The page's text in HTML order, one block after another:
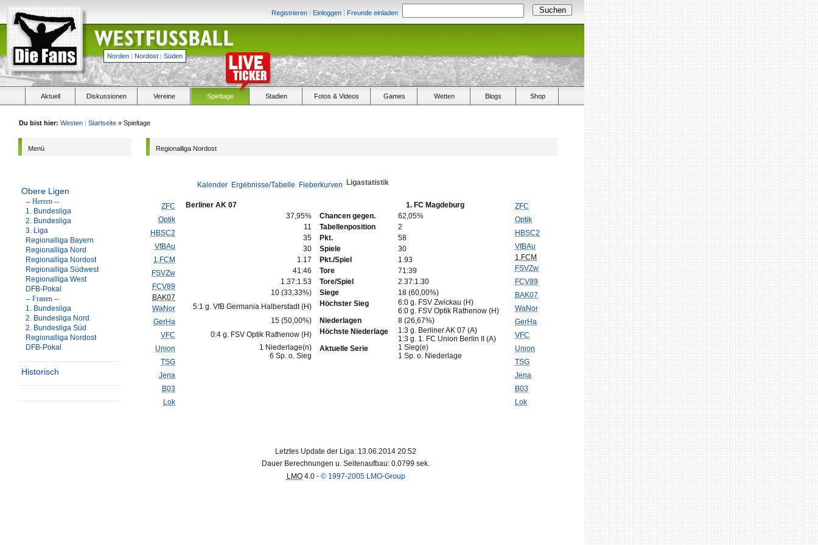
Registrieren | Einloggen | Freunde einladen
Norden | Nordost | Süden
Aktuell Diskussionen Vereine Spieltage Stadien Fotos & Videos Games Wetten Blogs Shop
Du bist hier: Westen | Startseite » Spieltage
Menü
Obere Ligen
-- Herren --
1. Bundesliga
2. Bundesliga
3. Liga
Regionalliga Bayern
Regionalliga Nord
Regionalliga Nordost
Regionalliga Südwest
Regionalliga West
DFB-Pokal
-- Frauen --
1. Bundesliga
2. Bundesliga Nord
2. Bundesliga Süd
Regionalliga Nordost
DFB-Pokal
Historisch
Regionalliga Nordost
Kalender Ergebnisse/Tabelle Fieberkurven Ligastatistik
ZFC
Optik
HBSC2
VfBAu
1.FCM
FSVZw
FCV89
BAK07
WaNor
GerHa
VFC
Union
TSG
Jena
B03
Lok
Berliner AK 07
1. FC Magdeburg
37,95%
Chancen gegen.
62,05%
11
Tabellenposition
2
35
Pkt.
58
30
Spiele
30
1.17
Pkt./Spiel
1.93
41:46
Tore
71:39
1.37:1.53
Tore/Spiel
2.37:1.30
10 (33,33%)
Siege
18 (60,00%)
5:1 g. VfB Germania Halberstadt (H)
Höchster Sieg
6:0 g. FSV Zwickau (H)
6:0 g. FSV Optik Rathenow (H)
15 (50,00%)
Niederlagen
8 (26,67%)
0:4 g. FSV Optik Rathenow (H)
Höchste Niederlage
1:3 g. Berliner AK 07 (A)
1:3 g. 1. FC Union Berlin II (A)
1 Niederlage(n)
6 Sp. o. Sieg
Aktuelle Serie
1 Sieg(e)
1 Sp. o. Niederlage
ZFC
Optik
HBSC2
VfBAu
1.FCM
FSVZw
FCV89
BAK07
WaNor
GerHa
VFC
Union
TSG
Jena
B03
Lok
Letztes Update der Liga: 13.06.2014 20:52
Dauer Berechnungen u. Seitenaufbau: 0.0799 sek.
LMO4.0 - © 1997-2005 LMO-Group